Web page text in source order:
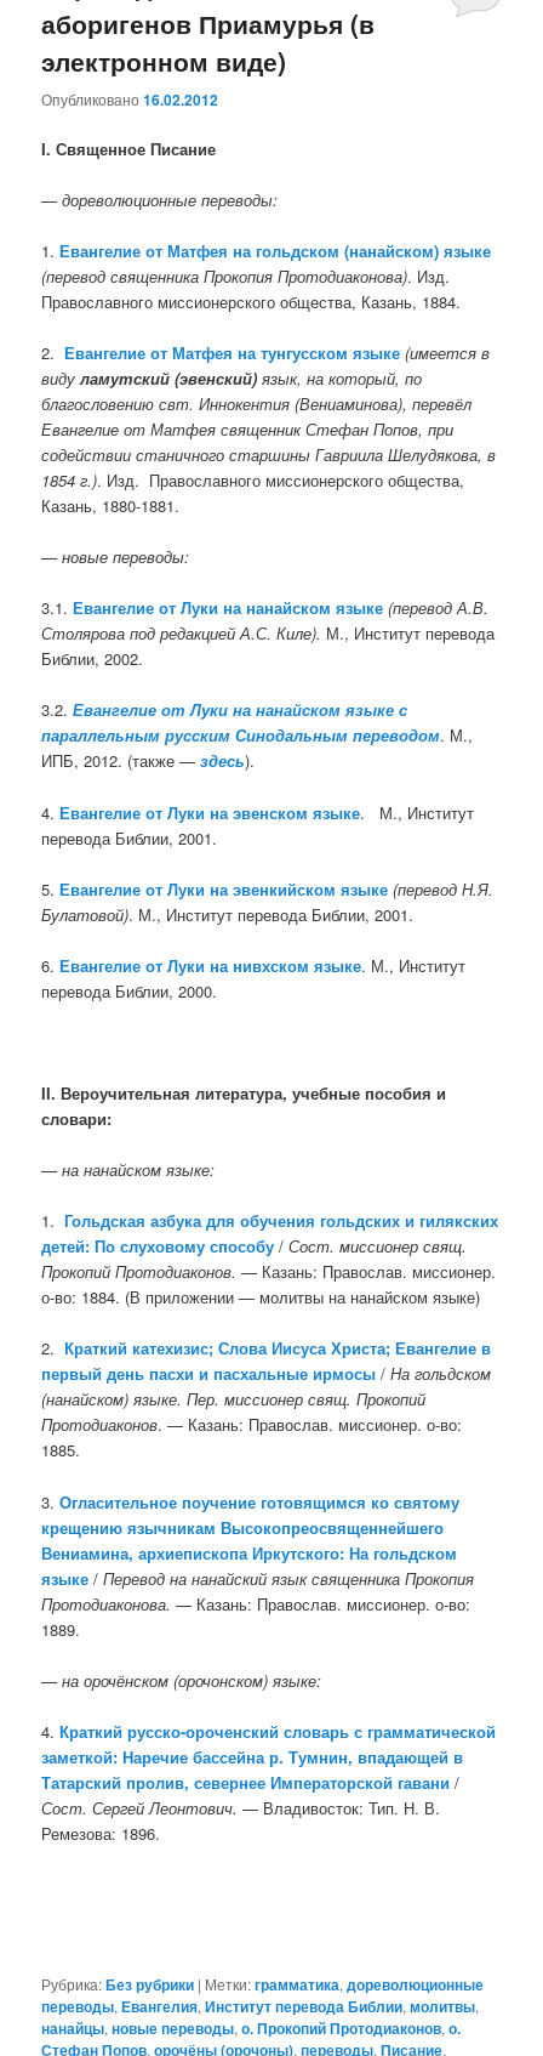
аборигенов Приамурья (в
электронном виде)
Опубликовано16.02.2012
I. Священное Писание
— дореволюционные переводы:
1.Евангелие от Матфея на гольдском (нанайском) языке
(перевод священника Прокопия Протодиаконова). Изд.
Православного миссионерского общества, Казань, 1884.
2.Евангелие от Матфея на тунгусском языке (имеется в
видуламутский (эвенский) язык, на который, по
благословению свт. Иннокентия (Вениаминова), перевёл
Евангелие от Матфея священник Стефан Попов, при
содействии станичного старшины Гавриила Шелудякова, в
1854 г.). Изд. Православного миссионерского общества,
Казань, 1880-1881.
— новые переводы:
3.1.Евангелие от Луки на нанайском языке (перевод А.В.
Столярова под редакцией А.С. Киле). М., Институт перевода
Библии, 2002.
3.2.Евангелие от Луки на нанайском языке с
параллельным русским Синодальным переводом. М.,
ИПБ, 2012. (также —здесь).
4.Евангелие от Луки на эвенском языке. М., Институт
перевода Библии, 2001.
5.Евангелие от Луки на эвенкийском языке (перевод Н.Я.
Булатовой). М., Институт перевода Библии, 2001.
6. Евангелие от Луки на нивхском языке. М., Институт
перевода Библии, 2000.
II. Вероучительная литература, учебные пособия и
словари:
— на нанайском языке:
1.Гольдская азбука для обучения гольдских и гилякских
детей: По слуховому способу /Сост. миссионер свящ.
Прокопий Протодиаконов. — Казань: Православ. миссионер.
о-во: 1884. (В приложении — молитвы на нанайском языке)
2.Краткий катехизис; Слова Иисуса Христа; Евангелие в
первый день пасхи и пасхальные ирмосы/На гольдском
(нанайском) языке. Пер. миссионер свящ. Прокопий
Протодиаконов. — Казань: Православ. миссионер. о-во:
1885.
3.Огласительное поучение готовящимся ко святому
крещению язычникам Высокопреосвященнейшего
Вениамина, архиепископа Иркутского: На гольдском
языке /Перевод на нанайский язык священника Прокопия
Протодиаконова. — Казань: Православ. миссионер. о-во:
1889.
— на орочёнском (орочонском) языке:
4.Краткий русско-ороченский словарь с грамматической
заметкой: Наречие бассейна р. Тумнин, впадающей в
Татарский пролив, севернее Императорской гавани /
Сост. Сергей Леонтович. — Владивосток: Тип. Н. В.
Ремезова: 1896.
Рубрика:Без рубрики | Метки:грамматика,дореволюционные
переводы,Евангелия,Институт перевода Библии,молитвы,
нанайцы,новые переводы,о. Прокопий Протодиаконов,о.
Стефан Попов,орочёны (орочоны),переводы,Писание,